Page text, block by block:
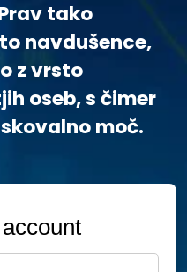
tako
navdušence,
z vrsto
oseb, s čimer
moč.